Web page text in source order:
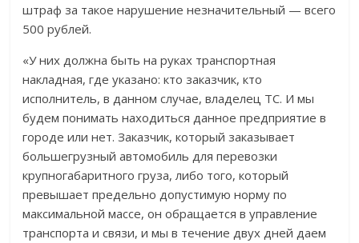
штраф за такое нарушение незначительный — всего
500 рублей.
«У них должна быть на руках транспортная
накладная, где указано: кто заказчик, кто
исполнитель, в данном случае, владелец ТС. И мы
будем понимать находиться данное предприятие в
городе или нет. Заказчик, который заказывает
большегрузный автомобиль для перевозки
крупногабаритного груза, либо того, который
превышает предельно допустимую норму по
максимальной массе, он обращается в управление
транспорта и связи, и мы в течение двух дней даем